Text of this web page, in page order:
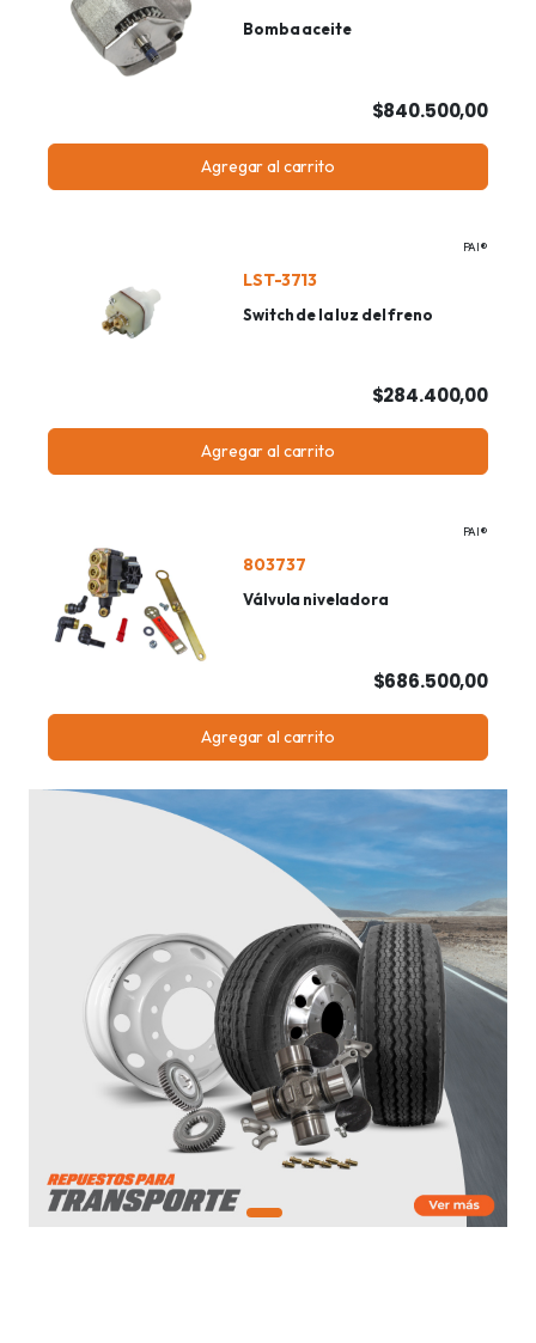
Bomba aceite
$840.500,00
Agregar al carrito
PAI®
LST-3713
Switch de la luz del freno
$284.400,00
Agregar al carrito
PAI®
803737
Válvula niveladora
$686.500,00
Agregar al carrito